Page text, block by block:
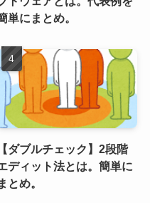
単にまとめ。
【ダブルチェック】2段階
ディット法とは。簡単に
とめ。